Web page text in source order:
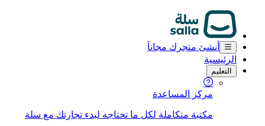
أنشئ متجرك مجاناَ
الرئيسية
التعليم
مركز المساعدة
مكتبة متكاملة لكل ما تحتاجه لبدء تجارتك مع سلة